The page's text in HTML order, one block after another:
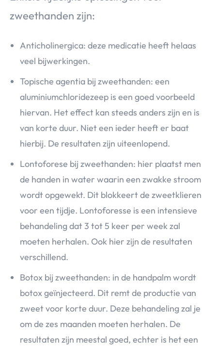
zweethanden zijn:
Anticholinergica: deze medicatie heeft helaas
veel bijwerkingen.
Topische agentia bij zweethanden: een
aluminiumchloridezeep is een goed voorbeeld
hiervan. Het effect kan steeds anders zijn en is
van korte duur. Niet een ieder heeft er baat
hierbij. De resultaten zijn uiteenlopend.
Lontoforese bij zweethanden: hier plaatst men
de handen in water waarin een zwakke stroom
wordt opgewekt. Dit blokkeert de zweetklieren
voor een tijdje. Lontoforesse is een intensieve
behandeling dat 3 tot 5 keer per week zal
moeten herhalen. Ook hier zijn de resultaten
verschillend.
Botox bij zweethanden: in de handpalm wordt
botox geïnjecteerd. Dit remt de productie van
zweet voor korte duur. Deze behandeling zal je
om de zes maanden moeten herhalen. De
resultaten zijn meestal goed, echter is het een